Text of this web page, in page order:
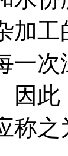
加
一
因
称之